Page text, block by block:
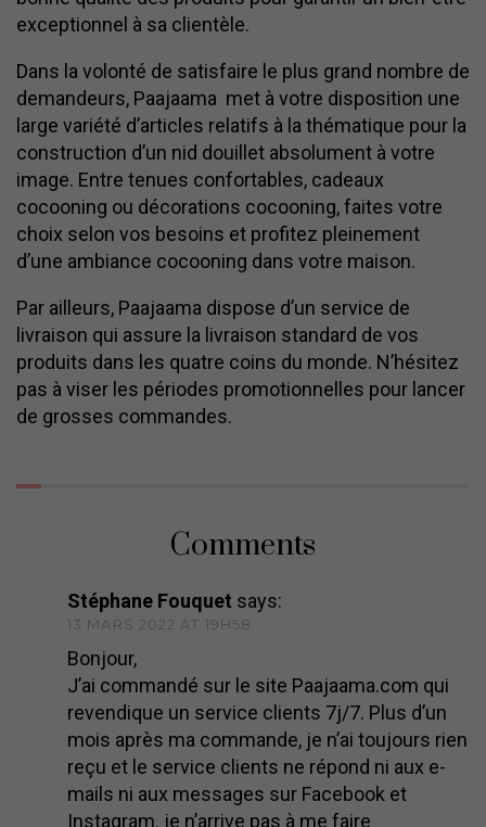
exceptionnel à sa clientèle.
Dans la volonté de satisfaire le plus grand nombre de
demandeurs, Paajaama met à votre disposition une
large variété d’articles relatifs à la thématique pour la
construction d’un nid douillet absolument à votre
image. Entre tenues confortables, cadeaux
cocooning ou décorations cocooning, faites votre
choix selon vos besoins et profitez pleinement
d’une ambiance cocooning dans votre maison.
Par ailleurs, Paajaama dispose d’un service de
livraison qui assure la livraison standard de vos
produits dans les quatre coins du monde. N’hésitez
pas à viser les périodes promotionnelles pour lancer
de grosses commandes.
Comments
Stéphane Fouquet says:
13 MARS 2022 AT 19H58
Bonjour,
J’ai commandé sur le site Paajaama.com qui
revendique un service clients 7j/7. Plus d’un
mois après ma commande, je n’ai toujours rien
reçu et le service clients ne répond ni aux e-
mails ni aux messages sur Facebook et
Instagram. je n’arrive pas à me faire